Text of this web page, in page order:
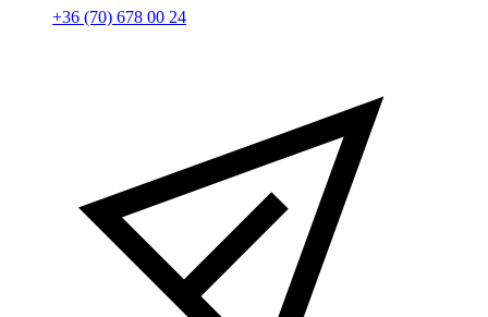
+36 (70) 678 00 24